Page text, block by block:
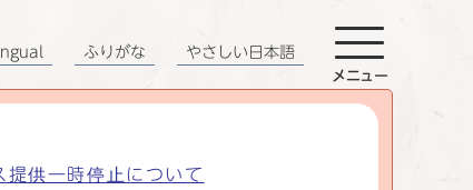
供一時停止について
ふりがな やさしい日本語
メニュー